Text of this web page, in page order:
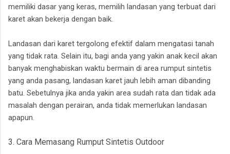
memiliki dasar yang keras, memilih landasan yang terbuat dari
karet akan bekerja dengan baik.
Landasan dari karet tergolong efektif dalam mengatasi tanah
yang tidak rata. Selain itu, bagi anda yang yakin anak kecil akan
banyak menghabiskan waktu bermain di area rumput sintetis
yang anda pasang, landasan karet jauh lebih aman dibanding
batu. Sebetulnya jika anda yakin area sudah rata dan tidak ada
masalah dengan perairan, anda tidak memerlukan landasan
apapun.
3. Cara Memasang Rumput Sintetis Outdoor